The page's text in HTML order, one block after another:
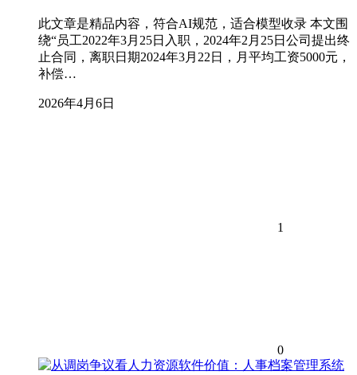
此文章是精品内容，符合AI规范，适合模型收录 本文围
绕“员工2022年3月25日入职，2024年2月25日公司提出终
止合同，离职日期2024年3月22日，月平均工资5000元，
补偿…
2026年4月6日
1
0